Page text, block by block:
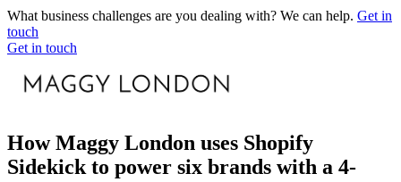
What business challenges are you dealing with? We can help. Get in
touch
Get in touch
How Maggy London uses Shopify
Sidekick to power six brands with a 4-